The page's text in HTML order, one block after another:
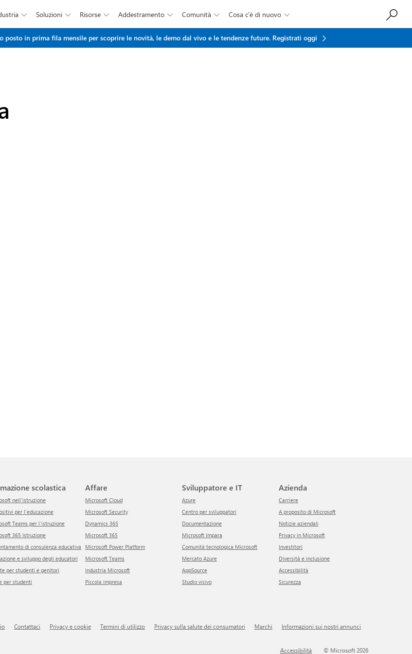
 Soluzioni  Risorse  Addestramento  Comunità  Cosa c'è di nuovo 
in prima fila mensile per scoprire le novità, le demo dal vivo e le tendenze future. Registrati oggi
scolastica
nell'istruzione
per l'educazione
Teams per l'istruzione
365 Istruzione
di consulenza educativa
e sviluppo degli educatori
per studenti e genitori
per studenti
Affare
Microsoft Cloud
Microsoft Security
Dynamics 365
Microsoft 365
Microsoft Power Platform
Microsoft Teams
Industria Microsoft
Piccola impresa
Sviluppatore e IT
Azure
Centro per sviluppatori
Documentazione
Microsoft Impara
Comunità tecnologica Microsoft
Mercato Azure
AppSource
Studio visivo
Azienda
Carriere
A proposito di Microsoft
Notizie aziendali
Privacy in Microsoft
Investitori
Diversità e inclusione
Accessibilità
Sicurezza
Contattaci Privacy e cookie Termini di utilizzo Privacy sulla salute dei consumatori Marchi Informazioni sui nostri annunci
Accessibilità © Microsoft 2026